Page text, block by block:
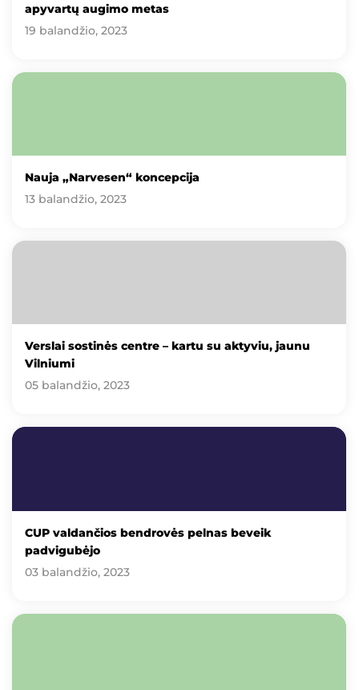
apyvartų augimo metas
19 balandžio, 2023
Nauja „Narvesen“ koncepcija
13 balandžio, 2023
Verslai sostinės centre – kartu su aktyviu, jaunu
Vilniumi
05 balandžio, 2023
CUP valdančios bendrovės pelnas beveik
padvigubėjo
03 balandžio, 2023